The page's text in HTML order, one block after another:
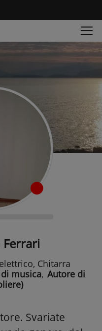
Chitarra
musica, Autore di
Svariate